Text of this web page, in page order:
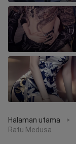
Halaman utama >
Ratu Medusa